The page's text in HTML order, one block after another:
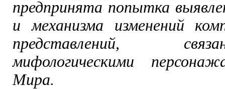
предпринята попытка
и механизма изменений
представлений,
мифологическими
Мира.